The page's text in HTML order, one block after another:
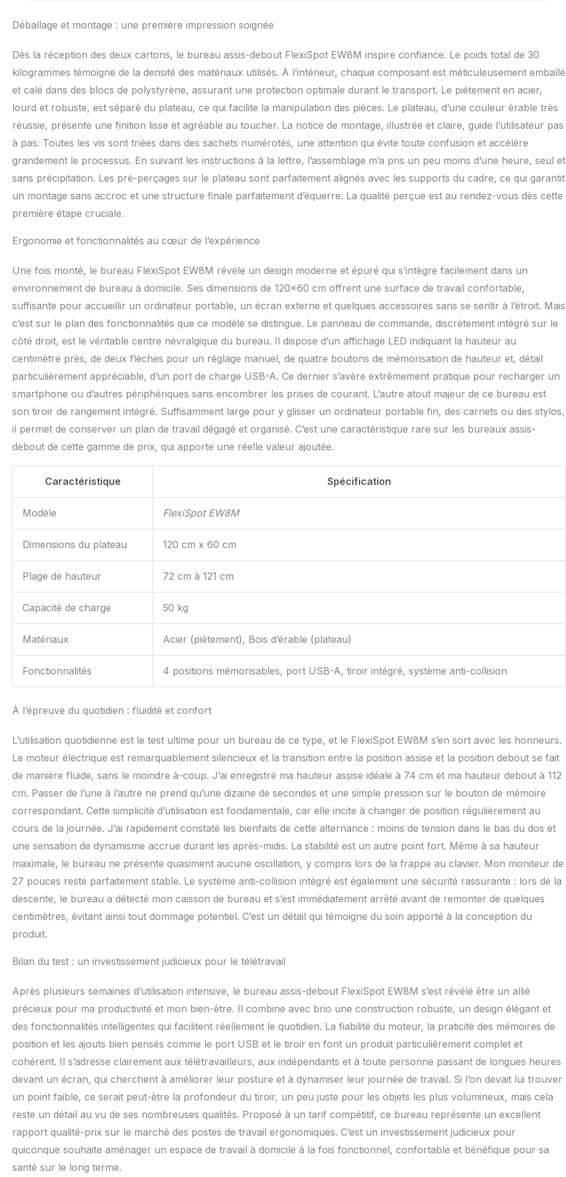
et raffinée adaptée à la chambre comme au bureau. MÉMOIRE INTELLIGENTE ET
PORTS USB MULTIPLES: Quatre hauteurs programmables permettent de retrouver
Type C permettent de charger plusieurs appareils sans câbles encombrants. Le
verrouillage enfant renforce la sécurité dans les foyers avec enfants. TIROIR
INTÉGRÉ PRATIQUE ET DISCRET: Le tiroir coulissant offre un espace de rangement
intégré pour fournitures de bureau ou accessoires personnels. Idéal pour
organiser maquillage, rouge à lèvres, miroir ou petits objets, tout reste
soigneusement rangé et hors de vue pour un espace toujours ordonné.
préinstallée permet un montage en moins de 5 minutes. La structure stable laisse
suffisamment d’espace sous le bureau pour placer des boîtes de rangement ou
autres accessoires sans inquiétude grâce au système de sécurité intégré.
Bénéficiez également d’une garantie de 7 ans pour une tranquillité d’esprit et une
durabilité à long terme.
Déballage et montage : une première impression soignée
Dès la réception des deux cartons, le bureau assis-debout FlexiSpot EW8M inspire confiance. Le poids total de 30
kilogrammes témoigne de la densité des matériaux utilisés. À l’intérieur, chaque composant est méticuleusement emballé
et calé dans des blocs de polystyrène, assurant une protection optimale durant le transport. Le piétement en acier,
lourd et robuste, est séparé du plateau, ce qui facilite la manipulation des pièces. Le plateau, d’une couleur érable très
réussie, présente une finition lisse et agréable au toucher. La notice de montage, illustrée et claire, guide l’utilisateur pas
à pas. Toutes les vis sont triées dans des sachets numérotés, une attention qui évite toute confusion et accélère
grandement le processus. En suivant les instructions à la lettre, l’assemblage m’a pris un peu moins d’une heure, seul et
sans précipitation. Les pré-perçages sur le plateau sont parfaitement alignés avec les supports du cadre, ce qui garantit
un montage sans accroc et une structure finale parfaitement d’équerre. La qualité perçue est au rendez-vous dès cette
première étape cruciale.
Ergonomie et fonctionnalités au cœur de l’expérience
Une fois monté, le bureau FlexiSpot EW8M révèle un design moderne et épuré qui s’intègre facilement dans un
environnement de bureau à domicile. Ses dimensions de 120×60 cm offrent une surface de travail confortable,
suffisante pour accueillir un ordinateur portable, un écran externe et quelques accessoires sans se sentir à l’étroit. Mais
c’est sur le plan des fonctionnalités que ce modèle se distingue. Le panneau de commande, discrètement intégré sur le
côté droit, est le véritable centre névralgique du bureau. Il dispose d’un affichage LED indiquant la hauteur au
centimètre près, de deux flèches pour un réglage manuel, de quatre boutons de mémorisation de hauteur et, détail
particulièrement appréciable, d’un port de charge USB-A. Ce dernier s’avère extrêmement pratique pour recharger un
smartphone ou d’autres périphériques sans encombrer les prises de courant. L’autre atout majeur de ce bureau est
son tiroir de rangement intégré. Suffisamment large pour y glisser un ordinateur portable fin, des carnets ou des stylos,
il permet de conserver un plan de travail dégagé et organisé. C’est une caractéristique rare sur les bureaux assis-
debout de cette gamme de prix, qui apporte une réelle valeur ajoutée.
Caractéristique Spécification
Modèle FlexiSpot EW8M
Dimensions du plateau 120 cm x 60 cm
Plage de hauteur 72 cm à 121 cm
Capacité de charge 50 kg
Matériaux Acier (piétement), Bois d’érable (plateau)
Fonctionnalités 4 positions mémorisables, port USB-A, tiroir intégré, système anti-collision
À l’épreuve du quotidien : fluidité et confort
L’utilisation quotidienne est le test ultime pour un bureau de ce type, et le FlexiSpot EW8M s’en sort avec les honneurs.
Le moteur électrique est remarquablement silencieux et la transition entre la position assise et la position debout se fait
de manière fluide, sans le moindre à-coup. J’ai enregistré ma hauteur assise idéale à 74 cm et ma hauteur debout à 112
cm. Passer de l’une à l’autre ne prend qu’une dizaine de secondes et une simple pression sur le bouton de mémoire
correspondant. Cette simplicité d’utilisation est fondamentale, car elle incite à changer de position régulièrement au
cours de la journée. J’ai rapidement constaté les bienfaits de cette alternance : moins de tension dans le bas du dos et
une sensation de dynamisme accrue durant les après-midis. La stabilité est un autre point fort. Même à sa hauteur
maximale, le bureau ne présente quasiment aucune oscillation, y compris lors de la frappe au clavier. Mon moniteur de
27 pouces reste parfaitement stable. Le système anti-collision intégré est également une sécurité rassurante : lors de la
descente, le bureau a détecté mon caisson de bureau et s’est immédiatement arrêté avant de remonter de quelques
centimètres, évitant ainsi tout dommage potentiel. C’est un détail qui témoigne du soin apporté à la conception du
produit.
Bilan du test : un investissement judicieux pour le télétravail
Après plusieurs semaines d’utilisation intensive, le bureau assis-debout FlexiSpot EW8M s’est révélé être un allié
précieux pour ma productivité et mon bien-être. Il combine avec brio une construction robuste, un design élégant et
des fonctionnalités intelligentes qui facilitent réellement le quotidien. La fiabilité du moteur, la praticité des mémoires de
position et les ajouts bien pensés comme le port USB et le tiroir en font un produit particulièrement complet et
cohérent. Il s’adresse clairement aux télétravailleurs, aux indépendants et à toute personne passant de longues heures
devant un écran, qui cherchent à améliorer leur posture et à dynamiser leur journée de travail. Si l’on devait lui trouver
un point faible, ce serait peut-être la profondeur du tiroir, un peu juste pour les objets les plus volumineux, mais cela
reste un détail au vu de ses nombreuses qualités. Proposé à un tarif compétitif, ce bureau représente un excellent
rapport qualité-prix sur le marché des postes de travail ergonomiques. C’est un investissement judicieux pour
quiconque souhaite aménager un espace de travail à domicile à la fois fonctionnel, confortable et bénéfique pour sa
santé sur le long terme.